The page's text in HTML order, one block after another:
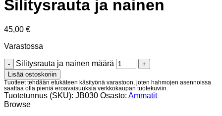
Silitysrauta ja nainen
45,00 €
Varastossa
Silitysrauta ja nainen määrä
Lisää ostoskoriin
Tuotteet tehdään etukäteen käsityönä varastoon, joten hahmojen asennoissa
saattaa olla pieniä eroavaisuuksia verkkokaupan tuotekuviin.
Tuotetunnus (SKU): JB030 Osasto: Ammatit
Browse